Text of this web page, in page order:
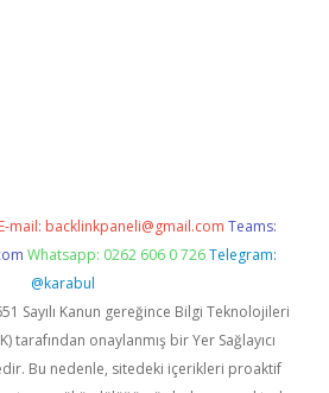
E-mail: backlinkpaneli@gmail.com Teams:
Whatsapp: 0262 606 0 726 Telegram:
@karabul
Sayılı Kanun gereğince Bilgi Teknolojileri
tarafından onaylanmış bir Yer Sağlayıcı
Bu nedenle, sitedeki içerikleri proaktif